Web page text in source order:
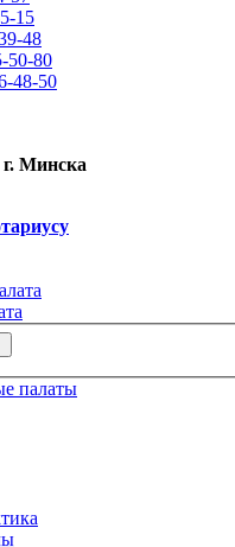
15
48
50-80
48-50
г. Минска
палаты